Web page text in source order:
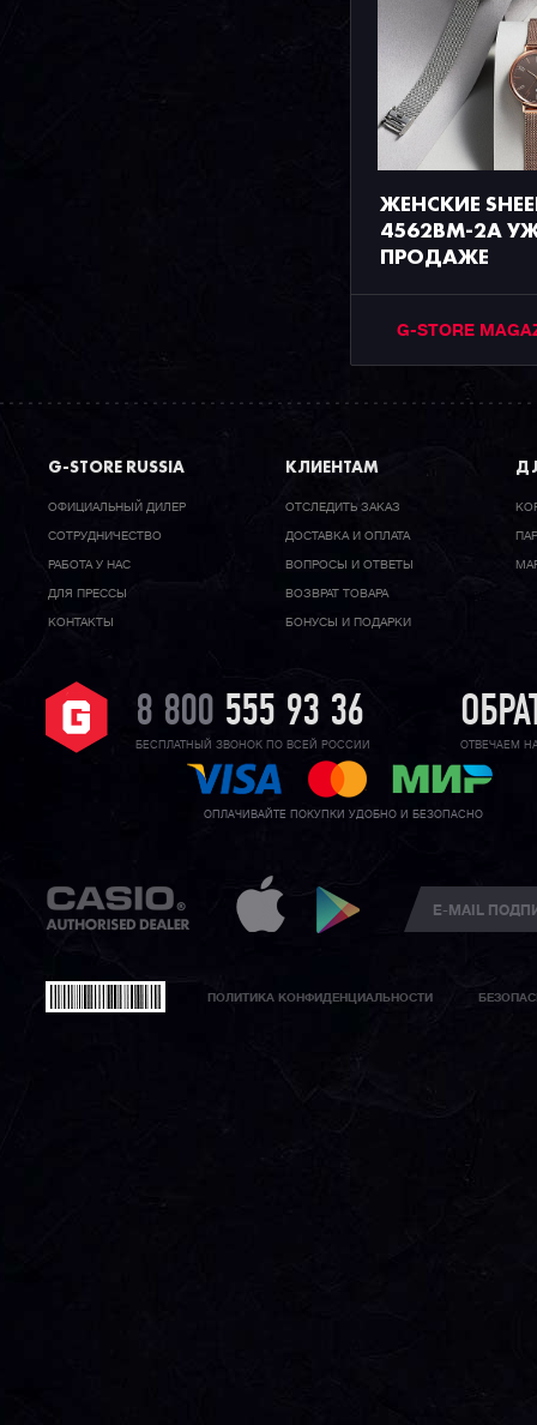
ЖЕНСКИЕ
4562BM-2A
ПРОДАЖЕ
G-STORE
G-STORE RUSSIA
ОФИЦИАЛЬНЫЙ ДИЛЕР
CОТРУДНИЧЕСТВО
РАБОТА У НАС
ДЛЯ ПРЕССЫ
КОНТАКТЫ
КЛИЕНТАМ
ОТСЛЕДИТЬ ЗАКАЗ
ДОСТАВКА И ОПЛАТА
ВОПРОСЫ И ОТВЕТЫ
ВОЗВРАТ ТОВАРА
БОНУСЫ И ПОДАРКИ
8 800 555 93 36
БЕСПЛАТНЫЙ ЗВОНОК ПО ВСЕЙ РОССИИ ОТВЕЧАЕМ
ОПЛАЧИВАЙТЕ ПОКУПКИ УДОБНО И БЕЗОПАСНО
ПОЛИТИКА КОНФИДЕНЦИАЛЬНОСТИ